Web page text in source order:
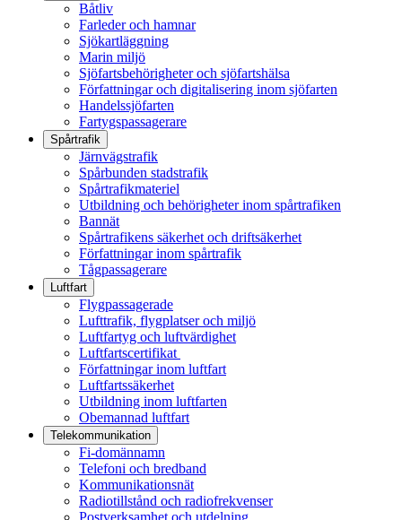
Båtliv
Farleder och hamnar
Sjökartläggning
Marin miljö
Sjöfartsbehörigheter och sjöfartshälsa
Författningar och digitalisering inom sjöfarten
Handelssjöfarten
Fartygspassagerare
Spårtrafik
Järnvägstrafik
Spårbunden stadstrafik
Spårtrafikmateriel
Utbildning och behörigheter inom spårtrafiken
Bannät
Spårtrafikens säkerhet och driftsäkerhet
Författningar inom spårtrafik
Tågpassagerare
Luftfart
Flygpassagerade
Lufttrafik, flygplatser och miljö
Luftfartyg och luftvärdighet
Luftfartscertifikat
Författningar inom luftfart
Luftfartssäkerhet
Utbildning inom luftfarten
Obemannad luftfart
Telekommunikation
Fi-domännamn
Telefoni och bredband
Kommunikationsnät
Radiotillstånd och radiofrekvenser
Postverksamhet och utdelning